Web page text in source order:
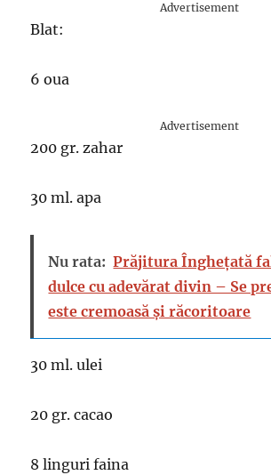
Advertisement
Blat:
6 oua
Advertisement
200 gr. zahar
30 ml. apa
Nu rata: Prăjitura Înghețată
dulce cu adevărat divin – Se
este cremoasă și răcoritoare
30 ml. ulei
20 gr. cacao
8 linguri faina